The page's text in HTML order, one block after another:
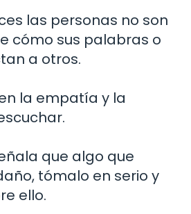
las personas no son
cómo sus palabras o
a otros.
la empatía y la
que algo que
tómalo en serio y
ello.